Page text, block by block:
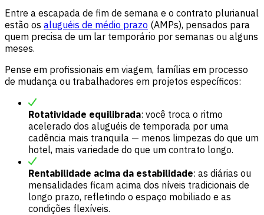
Entre a escapada de fim de semana e o contrato plurianual
estão os aluguéis de médio prazo (AMPs), pensados para
quem precisa de um lar temporário por semanas ou alguns
meses.
Pense em profissionais em viagem, famílias em processo
de mudança ou trabalhadores em projetos específicos:
Rotatividade equilibrada: você troca o ritmo
acelerado dos aluguéis de temporada por uma
cadência mais tranquila — menos limpezas do que um
hotel, mais variedade do que um contrato longo.
Rentabilidade acima da estabilidade: as diárias ou
mensalidades ficam acima dos níveis tradicionais de
longo prazo, refletindo o espaço mobiliado e as
condições flexíveis.